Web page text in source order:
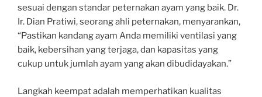
sesuai dengan standar peternakan ayam yang baik. Dr.
Ir. Dian Pratiwi, seorang ahli peternakan, menyarankan,
“Pastikan kandang ayam Anda memiliki ventilasi yang
baik, kebersihan yang terjaga, dan kapasitas yang
cukup untuk jumlah ayam yang akan dibudidayakan.”
Langkah keempat adalah memperhatikan kualitas